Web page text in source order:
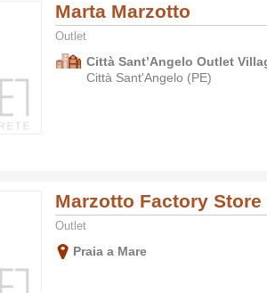
Marta Marzotto
Outlet
Città Sant’Angelo Outlet
Città Sant'Angelo (PE)
Marzotto Factory Store
Outlet
Praia a Mare